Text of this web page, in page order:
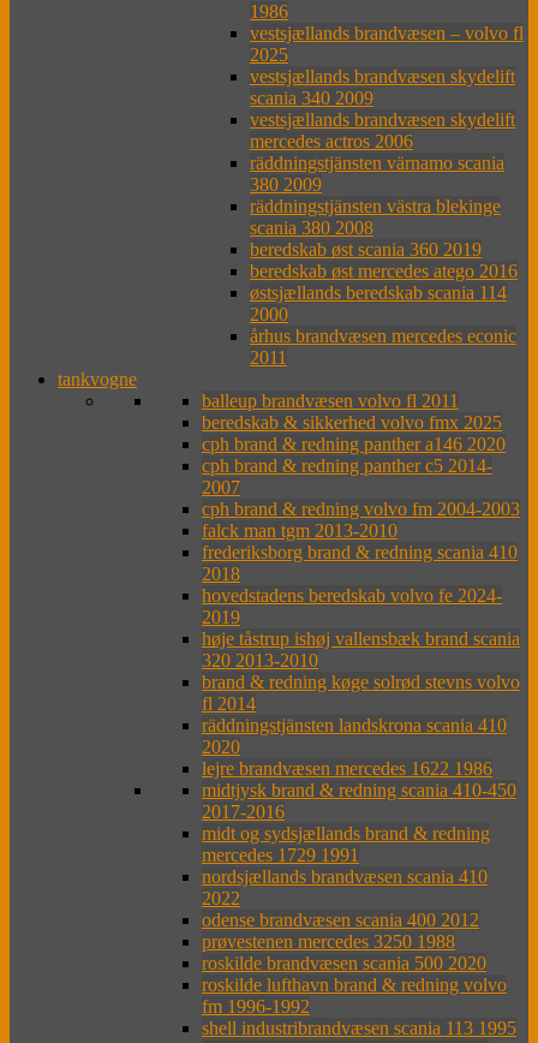
1986
vestsjællands brandvæsen – volvo fl
2025
vestsjællands brandvæsen skydelift
scania 340 2009
vestsjællands brandvæsen skydelift
mercedes actros 2006
räddningstjänsten värnamo scania
380 2009
räddningstjänsten västra blekinge
scania 380 2008
beredskab øst scania 360 2019
beredskab øst mercedes atego 2016
østsjællands beredskab scania 114
2000
århus brandvæsen mercedes econic
2011
tankvogne
balleup brandvæsen volvo fl 2011
beredskab & sikkerhed volvo fmx 2025
cph brand & redning panther a146 2020
cph brand & redning panther c5 2014-
2007
cph brand & redning volvo fm 2004-2003
falck man tgm 2013-2010
frederiksborg brand & redning scania 410
2018
hovedstadens beredskab volvo fe 2024-
2019
høje tåstrup ishøj vallensbæk brand scania
320 2013-2010
brand & redning køge solrød stevns volvo
fl 2014
räddningstjänsten landskrona scania 410
2020
lejre brandvæsen mercedes 1622 1986
midtjysk brand & redning scania 410-450
2017-2016
midt og sydsjællands brand & redning
mercedes 1729 1991
nordsjællands brandvæsen scania 410
2022
odense brandvæsen scania 400 2012
prøvestenen mercedes 3250 1988
roskilde brandvæsen scania 500 2020
roskilde lufthavn brand & redning volvo
fm 1996-1992
shell industribrandvæsen scania 113 1995